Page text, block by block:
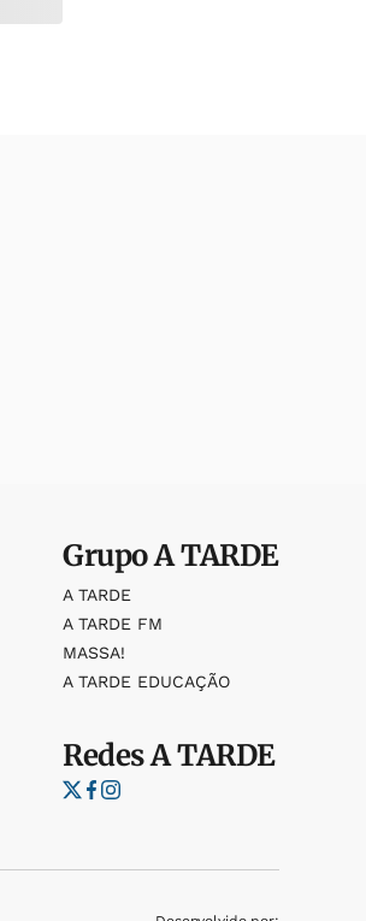
GrupoA TARDE
A TARDE
A TARDE FM
MASSA!
A TARDE EDUCAÇÃO
RedesA TARDE